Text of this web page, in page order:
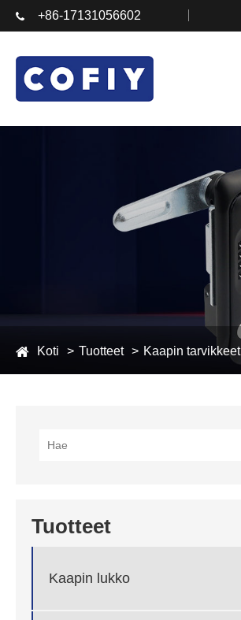
+86-17131056602
Koti Tuotteet Kaapin tarvikkeet
Tuotteet
Kaapin lukko